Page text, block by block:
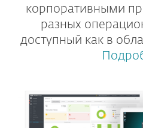
корпоративными
разных
доступный как в